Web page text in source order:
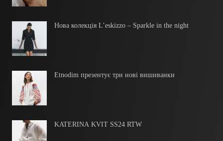
Нова колекція L’eskizzo – Sparkle in the night
Etnodim презентує три нові вишиванки
KATERINA KVIT SS24 RTW